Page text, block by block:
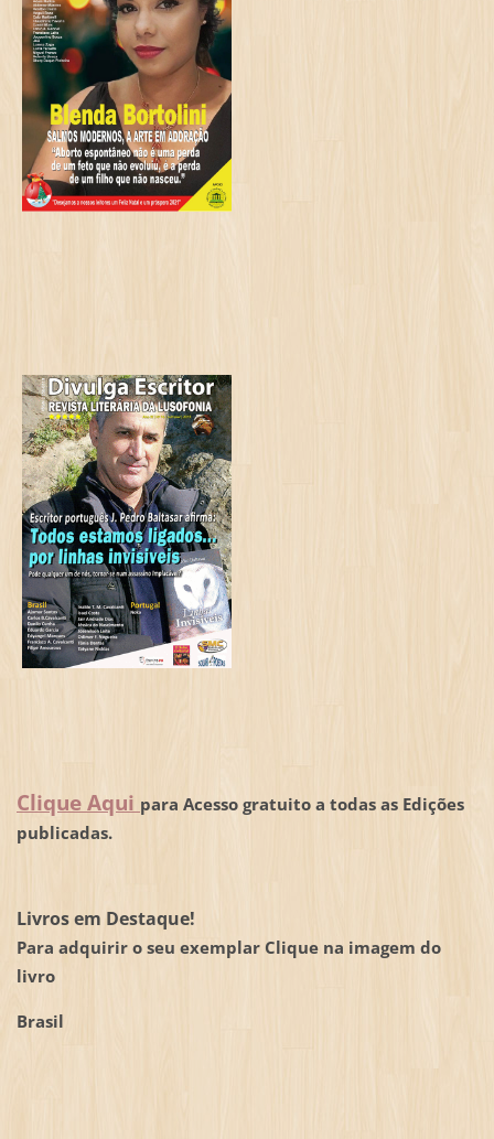
Clique Aqui para Acesso gratuito a todas as Edições
publicadas.
Livros em Destaque!
Para adquirir o seu exemplar Clique na imagem do
livro
Brasil